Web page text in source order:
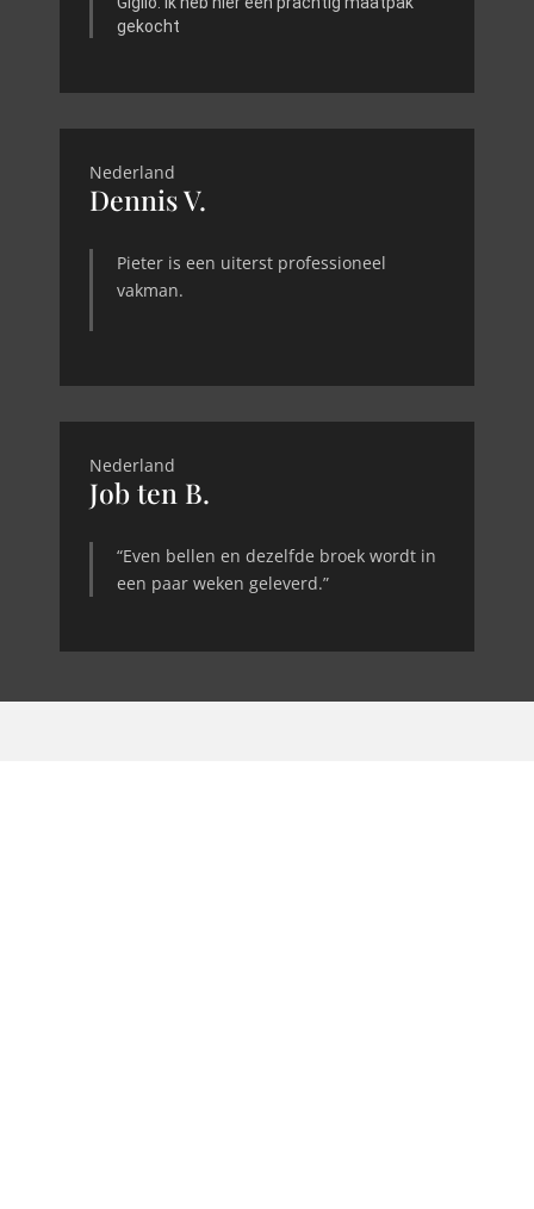
gekocht
Nederland
Dennis V.
Pieter is een uiterst professioneel
vakman.
Nederland
Job ten B.
“Even bellen en dezelfde broek wordt in
een paar weken geleverd.”